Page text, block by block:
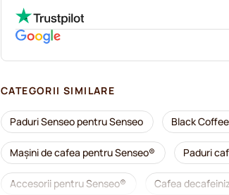
CATEGORII SIMILARE
Paduri Senseo pentru Senseo Black
Mașini de cafea pentru Senseo® Paduri
Accesorii pentru Senseo® Cafea